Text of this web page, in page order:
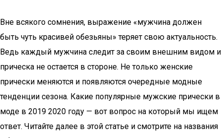
Вне всякого сомнения, выражение «мужчина должен
быть чуть красивей обезьяны» теряет свою актуальность.
Ведь каждый мужчина следит за своим внешним видом и
прическа не остается в стороне. Не только женские
прически меняются и появляются очередные модные
тенденции сезона. Какие популярные мужские прически в
моде в 2019 2020 году — вот вопрос на который мы ищем
ответ. Читайте далее в этой статье и смотрите на названия